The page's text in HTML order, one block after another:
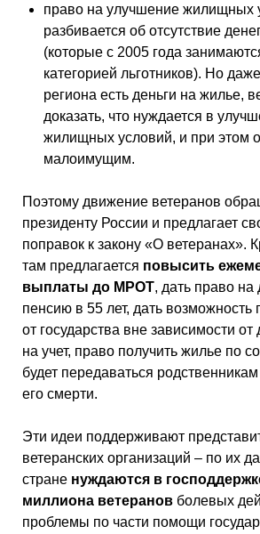
право на улучшение жилищных
разбивается об отсутствие
(которые с 2005 года
категорией льготников). Но
региона есть деньги на жилье,
доказать, что нуждается в
жилищных условий, и при этом
малоимущим.
Поэтому движение ветеранов
президенту России и предлагает
поправок к закону «О ветеранах».
там предлагается повысить
выплаты до МРОТ, дать право на
пенсию в 55 лет, дать возможность
от государства вне зависимости от
на учет, право получить жилье по
будет передаваться
его смерти.
Эти идеи поддерживают
ветеранских организаций – по их
страненуждаются в
миллиона ветерановболевых
проблемы по части помощи